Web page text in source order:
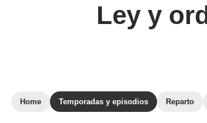
Ley y
Home Temporadas y episodios Reparto